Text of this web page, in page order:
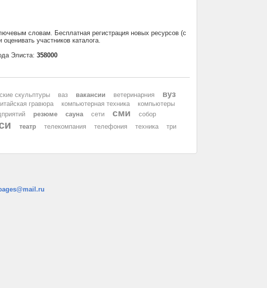
словам. Бесплатная регистрация новых ресурсов (с
участников каталога.
Элиста: 358000
скульптуры ваз вакансии ветеринарния
вуз
гравюра компьютерная техника
компьютеры
резюме сауна сети сми
собор
театр телекомпания телефония техника
три